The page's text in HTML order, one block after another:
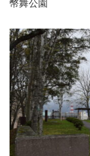
幣舞公園